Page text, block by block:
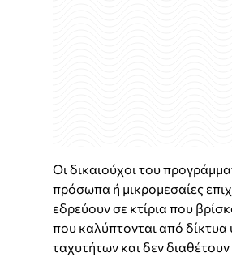
Οι δικαιούχοι του
πρόσωπα ή μικρομεσαίες
εδρεύουν σε κτίρια που
που καλύπτονται από
ταχυτήτων και δεν